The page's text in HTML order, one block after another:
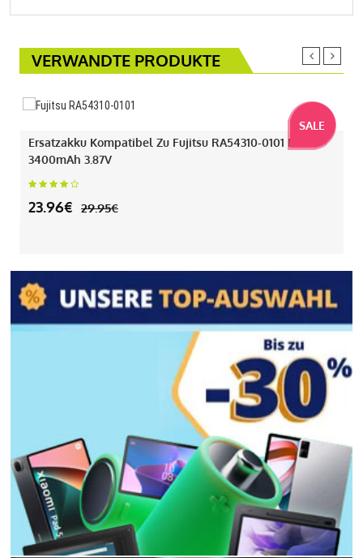
VERWANDTE PRODUKTE
SALE
Ersatzakku Kompatibel Zu Fujitsu RA54310-0101 Mit
3400mAh 3.87V
23.96€ 29.95€